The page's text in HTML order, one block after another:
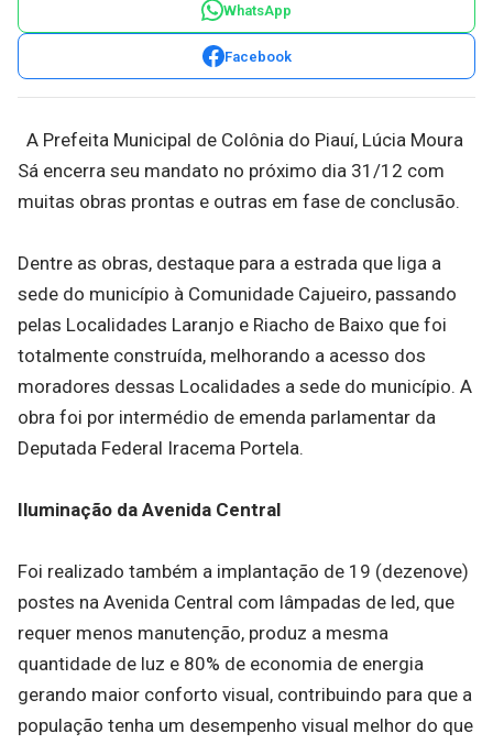
WhatsApp
Facebook
A Prefeita Municipal de Colônia do Piauí, Lúcia Moura
Sá encerra seu mandato no próximo dia 31/12 com
muitas obras prontas e outras em fase de conclusão.
Dentre as obras, destaque para a estrada que liga a
sede do município à Comunidade Cajueiro, passando
pelas Localidades Laranjo e Riacho de Baixo que foi
totalmente construída, melhorando a acesso dos
moradores dessas Localidades a sede do município. A
obra foi por intermédio de emenda parlamentar da
Deputada Federal Iracema Portela.
Iluminação da Avenida Central
Foi realizado também a implantação de 19 (dezenove)
postes na Avenida Central com lâmpadas de led, que
requer menos manutenção, produz a mesma
quantidade de luz e 80% de economia de energia
gerando maior conforto visual, contribuindo para que a
população tenha um desempenho visual melhor do que